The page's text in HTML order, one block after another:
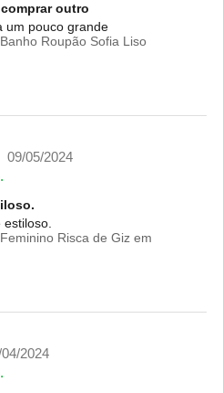
outro
um pouco grande
Roupão Sofia Liso
09/05/2024
estiloso.
Risca de Giz em
2024